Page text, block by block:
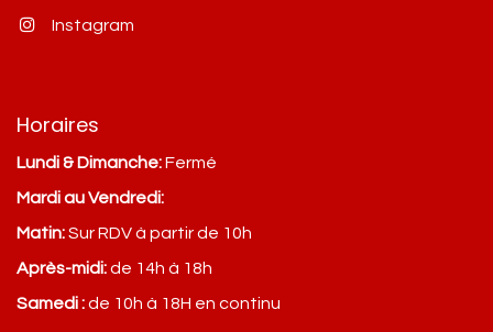
Instagram
Horaires
Lundi & Dimanche:Fermé
Mardi au Vendredi:
Matin:Sur RDV à partir de 10h
Après-midi:de 14h à 18h
Samedi :de 10h à 18H en continu